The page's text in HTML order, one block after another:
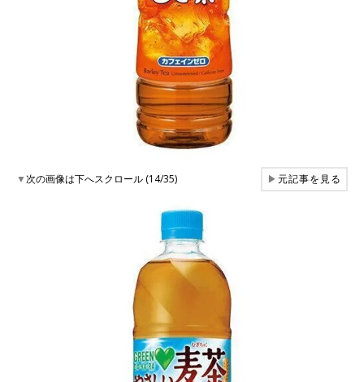
▼次の画像は下へスクロール (14/35) ▶元記事を見る